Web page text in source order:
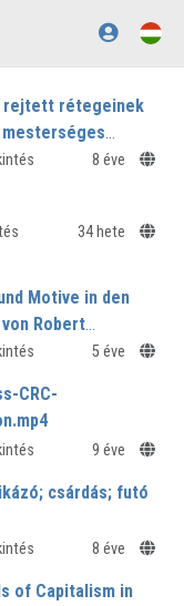
rejtett rétegeinek
8 éve
34 hete
Motive in den
von Robert
5 éve
CRC-
9 éve
csárdás; futó
8 éve
of Capitalism in